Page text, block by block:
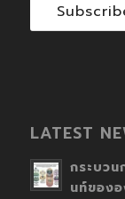
LATEST
กระบว
นท์ของ